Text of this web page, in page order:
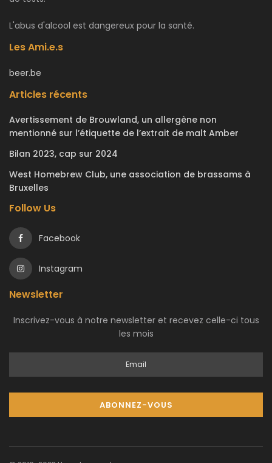
L'abus d'alcool est dangereux pour la santé.
Les Ami.e.s
beer.be
Articles récents
Avertissement de Brouwland, un allergène non
mentionné sur l’étiquette de l’extrait de malt Amber
Bilan 2023, cap sur 2024
West Homebrew Club, une association de brassams à
Bruxelles
Follow Us
Facebook
Instagram
Newsletter
Inscrivez-vous à notre newsletter et recevez celle-ci tous
les mois